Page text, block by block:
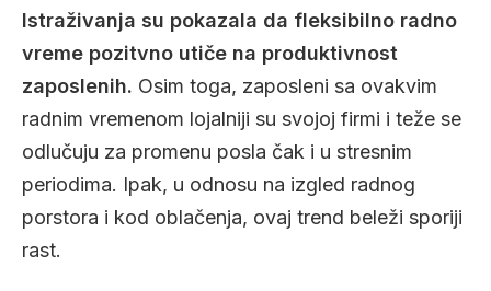
Istraživanja su pokazala da fleksibilno radno
vreme pozitvno utiče na produktivnost
zaposlenih. Osim toga, zaposleni sa ovakvim
radnim vremenom lojalniji su svojoj firmi i teže se
odlučuju za promenu posla čak i u stresnim
periodima. Ipak, u odnosu na izgled radnog
porstora i kod oblačenja, ovaj trend beleži sporiji
rast.